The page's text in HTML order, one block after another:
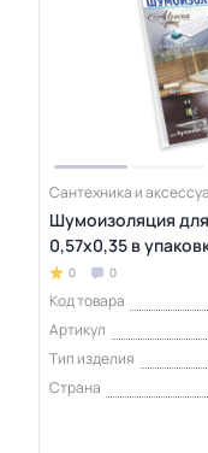
Сантехника и
Шумоизоляция
0,57x0,35 в
0 0
Код товара
Артикул
Тип изделия
Страна